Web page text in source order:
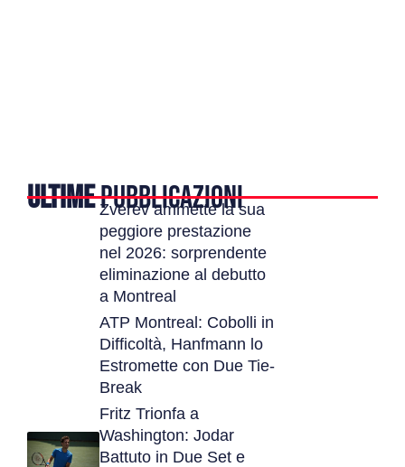
ULTIMEPUBBLICAZIONI
Zverev ammette la sua
peggiore prestazione
nel 2026: sorprendente
eliminazione al debutto
a Montreal
ATP Montreal: Cobolli in
Difficoltà, Hanfmann lo
Estromette con Due Tie-
Break
Fritz Trionfa a
Washington: Jodar
Battuto in Due Set e